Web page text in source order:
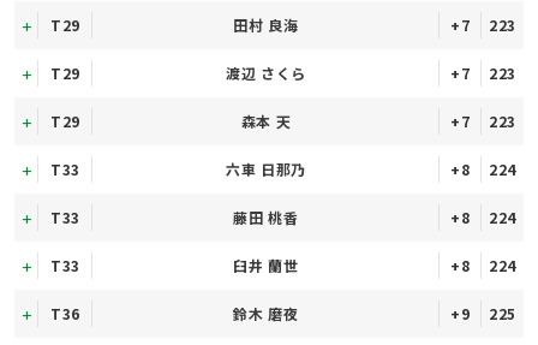
T29 田村 良海 +7 223
T29 渡辺 さくら +7 223
T29 森本 天 +7 223
T33 六車 日那乃 +8 224
T33 藤田 桃香 +8 224
T33 臼井 蘭世 +8 224
T36 鈴木 磨夜 +9 225